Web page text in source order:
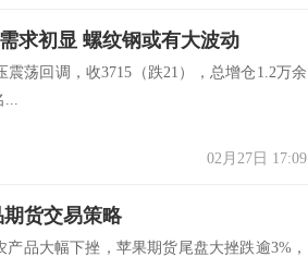
求初显 螺纹钢或有大波动
震荡回调，收3715（跌21），总增仓1.2万余
...
02月27日 17:09
货交易策略
品大幅下挫，苹果期货尾盘大挫跌逾3%，